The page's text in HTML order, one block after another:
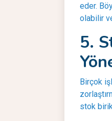
eder.
olabilir
5.
Birçok
stok